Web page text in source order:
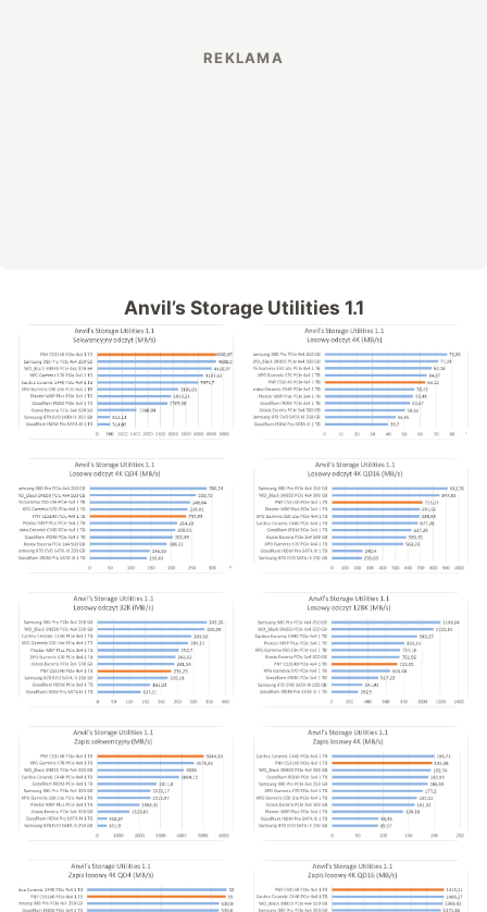
Anvil’s Storage Utilities 1.1